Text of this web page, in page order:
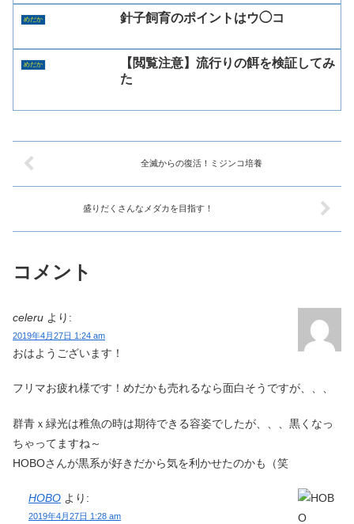
めだか 針子飼育のポイントはウ◯コ
めだか
【閲覧注意】流行りの餌を検証してみ
た
全滅からの復活！ミジンコ培養
盛りだくさんなメダカを目指す！
コメント
celeru より:
2019年4月27日 1:24 am
おはようございます！
フリマお疲れ様です！めだかも売れるなら面白そうですが、、、
群青ｘ緑光は稚魚の時は期待できる容姿でしたが、、、黒くなっ
ちゃってますね～
HOBOさんが黒系が好きだから気を利かせたのかも（笑
HOBO より:
2019年4月27日 1:28 am